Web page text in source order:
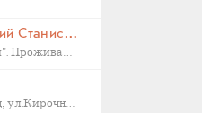
Санкт-Петербург, Малая Подьяческая ул., 4, Выгановский Станислав С (
Родился в 1898 г., г. Ковель; поляк; б/п; инженер завода "Гипробум". Проживал: Ленинград, Малая Подьяческая ул., д.4, кв.18. Арестован 16 сентября 1937 г. Приговорен: Комиссия НКВД и прокуратуры СССР 23 сентября 1937 г., обв.: 58-6-9-11 УК РСФСР. Расстрелян 28 сентября 1937 г. Реабилитирован 16.09.1957.
Родилась в 1892 году в Орле; домохозяйка. Проживала: Ленинград, ул.Кирочная, д.3, кв.2. Арестована: сентябрь-ноябрь 1937 года. Была сослана в Казахстан как ЧСИР. Умерла в 1944-45 г, село Манкент, Южный Казахстан.